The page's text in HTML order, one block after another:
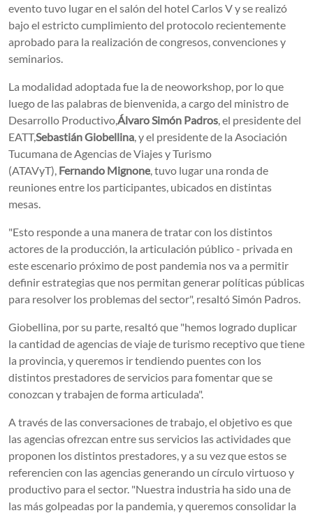
evento tuvo lugar en el salón del hotel Carlos V y se realizó
bajo el estricto cumplimiento del protocolo recientemente
aprobado para la realización de congresos, convenciones y
seminarios.
La modalidad adoptada fue la de neoworkshop, por lo que
luego de las palabras de bienvenida, a cargo del ministro de
Desarrollo Productivo,Álvaro Simón Padros, el presidente del
EATT,Sebastián Giobellina, y el presidente de la Asociación
Tucumana de Agencias de Viajes y Turismo
(ATAVyT), Fernando Mignone, tuvo lugar una ronda de
reuniones entre los participantes, ubicados en distintas
mesas.
"Esto responde a una manera de tratar con los distintos
actores de la producción, la articulación público - privada en
este escenario próximo de post pandemia nos va a permitir
definir estrategias que nos permitan generar políticas públicas
para resolver los problemas del sector", resaltó Simón Padros.
Giobellina, por su parte, resaltó que "hemos logrado duplicar
la cantidad de agencias de viaje de turismo receptivo que tiene
la provincia, y queremos ir tendiendo puentes con los
distintos prestadores de servicios para fomentar que se
conozcan y trabajen de forma articulada".
A través de las conversaciones de trabajo, el objetivo es que
las agencias ofrezcan entre sus servicios las actividades que
proponen los distintos prestadores, y a su vez que estos se
referencien con las agencias generando un círculo virtuoso y
productivo para el sector. "Nuestra industria ha sido una de
las más golpeadas por la pandemia, y queremos consolidar la